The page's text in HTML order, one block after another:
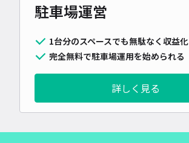
駐車場運営
1台分のスペースでも無駄なく収益化
完全無料で駐車場運用を始められる
詳しく見る